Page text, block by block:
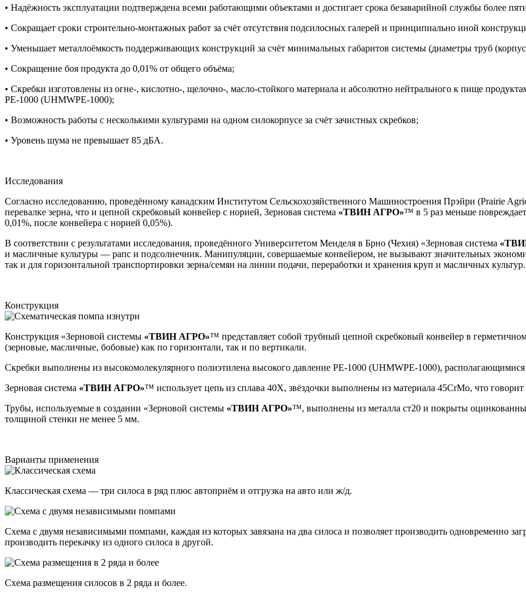
• Надёжность эксплуатации подтверждена всеми работающими объектами и достигает срока безаварийной службы более
• Сокращает сроки строительно-монтажных работ за счёт отсутствия подсилосных галерей и принципиально иной
• Уменьшает металлоёмкость поддерживающих конструкций за счёт минимальных габаритов системы (диаметры труб
• Сокращение боя продукта до 0,01% от общего объёма;
• Скребки изготовлены из огне-, кислотно-, щелочно-, масло-стойкого материала и абсолютно нейтрального к пище
РЕ-1000 (UHMWPE-1000);
• Возможность работы с несколькими культурами на одном силокорпусе за счёт зачистных скребков;
• Уровень шума не превышает 85 дБА.
Исследования
Согласно исследованию, проведённому канадским Институтом Сельскохозяйственного Машиностроения Прэйри (Prairie
перевалке зерна, что и цепной скребковый конвейер с норией, Зерновая система «ТВИН АГРО»™ в 5 раз меньше
0,01%, после конвейера с норией 0,05%).
В соответствии с результатами исследования, проведённого Университетом Менделя в Брно (Чехия) «Зерновая система
и масличные культуры — рапс и подсолнечник. Манипуляции, совершаемые конвейером, не вызывают значительных
так и для горизонтальной транспортировки зерна/семян на линии подачи, переработки и хранения круп и масличных
Конструкция
Конструкция «Зерновой системы «ТВИН АГРО»™ представляет собой трубный цепной скребковый конвейер в
(зерновые, масличные, бобовые) как по горизонтали, так и по вертикали.
Скребки выполнены из высокомолекулярного полиэтилена высокого давление РЕ-1000 (UHMWPE-1000),
Зерновая система «ТВИН АГРО»™ использует цепь из сплава 40Х, звёздочки выполнены из материала 45CrMo, что
Трубы, используемые в создании «Зерновой системы «ТВИН АГРО»™, выполнены из металла ст20 и покрыты
толщиной стенки не менее 5 мм.
Варианты применения
Классическая схема — три силоса в ряд плюс автоприём и отгрузка на авто или ж/д.
Схема с двумя независимыми помпами, каждая из которых завязана на два силоса и позволяет производить одновременно
производить перекачку из одного силоса в другой.
Схема размещения силосов в 2 ряда и более.